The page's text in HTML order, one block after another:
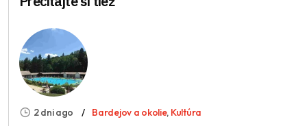
2 dni ago Bardejov a okolie, Kultúra